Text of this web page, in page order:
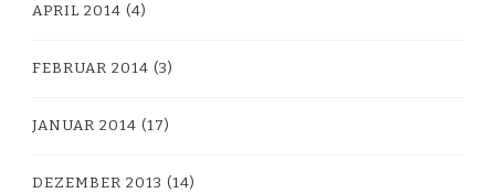
APRIL 2014 (4)
FEBRUAR 2014 (3)
JANUAR 2014 (17)
DEZEMBER 2013 (14)